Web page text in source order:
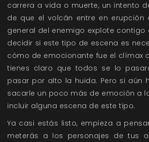
carrera a vida o muerte, un intento
de que el volcán entre en erupción
general del enemigo explote contigo
decidir si este tipo de escena es
cómo de emocionante fue el clímax
tienes claro que todos se lo
pasar por alto la huida. Pero si aún
sacarle un poco más de emoción a
incluir alguna escena de este tipo.
Ya casi estás listo, empieza a
meterás a los personajes de tus